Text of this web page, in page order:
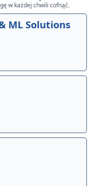
w każdej chwili cofnąć.
ML Solutions